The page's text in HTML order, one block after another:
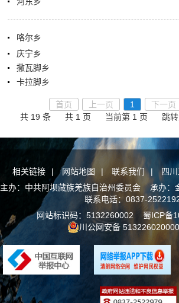
咯尔乡
庆宁乡
撒瓦脚乡
卡拉脚乡
首页 上一页 1 下一页
共 19 条
共 1 页 当前第 1 页 跳
相关链接 | 网站地图 | 联系我们 |
四
主办：中共阿坝藏族羌族自治州委员会 承办：
联系电话：0837-
网站标识码：5132260002 蜀ICP备
川公网安备